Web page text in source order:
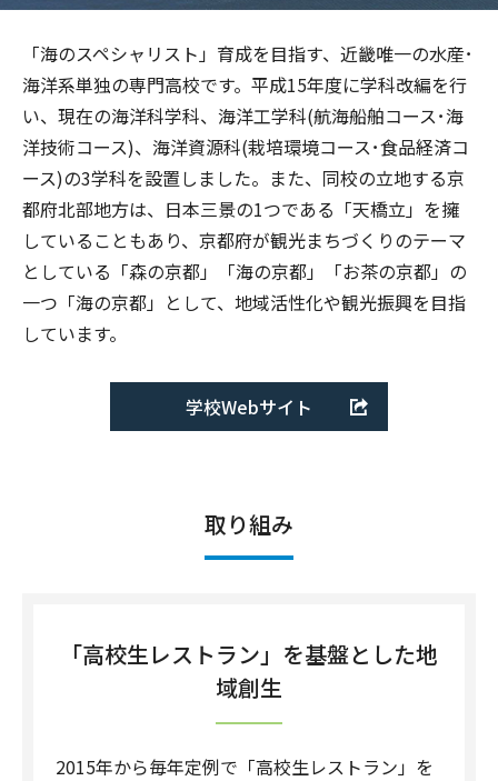
「海のスペシャリスト」育成を目指す、近畿唯一の水産･
海洋系単独の専門高校です。平成15年度に学科改編を行
い、現在の海洋科学科、海洋工学科(航海船舶コース･海
洋技術コース)、海洋資源科(栽培環境コース･食品経済コ
ース)の3学科を設置しました。また、同校の立地する京
都府北部地方は、日本三景の1つである「天橋立」を擁
していることもあり、京都府が観光まちづくりのテーマ
としている「森の京都」「海の京都」「お茶の京都」の
一つ「海の京都」として、地域活性化や観光振興を目指
しています。
学校Webサイト
取り組み
「高校生レストラン」を基盤とした地
域創生
2015年から毎年定例で「高校生レストラン」を